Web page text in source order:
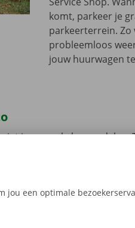
komt, parkeer je
parkeerterrein. Zo
probleemloos
jouw huurwagen
je van enkele
heel Europa indien je
jou een optimale